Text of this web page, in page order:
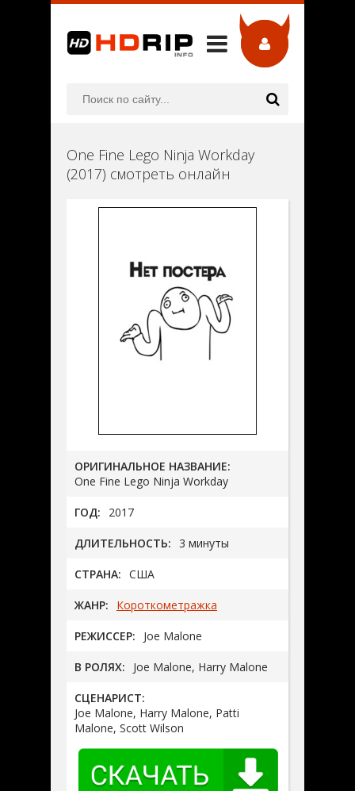
One Fine Lego Ninja Workday
(2017) смотреть онлайн
ОРИГИНАЛЬНОЕ НАЗВАНИЕ:
One Fine Lego Ninja Workday
ГОД: 2017
ДЛИТЕЛЬНОСТЬ: 3 минуты
СТРАНА: США
ЖАНР: Короткометражка
РЕЖИССЕР: Joe Malone
В РОЛЯХ: Joe Malone, Harry Malone
СЦЕНАРИСТ:
Joe Malone, Harry Malone, Patti
Malone, Scott Wilson